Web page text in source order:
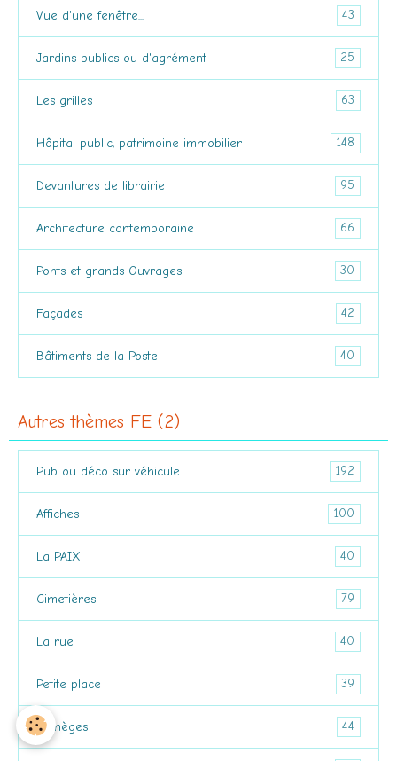
Vue d'une fenêtre... 43
Jardins publics ou d'agrément 25
Les grilles 63
Hôpital public, patrimoine immobilier 148
Devantures de librairie 95
Architecture contemporaine 66
Ponts et grands Ouvrages 30
Façades 42
Bâtiments de la Poste 40
Autres thèmes FE (2)
Pub ou déco sur véhicule 192
Affiches 100
La PAIX 40
Cimetières 79
La rue 40
Petite place 39
Manèges 44